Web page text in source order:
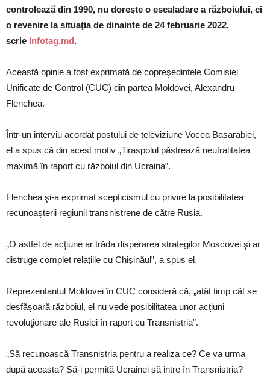
controlează din 1990, nu doreşte o escaladare a războiului, ci
o revenire la situaţia de dinainte de 24 februarie 2022,
scrie Infotag.md.
Această opinie a fost exprimată de copreşedintele Comisiei
Unificate de Control (CUC) din partea Moldovei, Alexandru
Flenchea.
Într-un interviu acordat postului de televiziune Vocea Basarabiei,
el a spus că din acest motiv „Tiraspolul păstrează neutralitatea
maximă în raport cu războiul din Ucraina”.
Flenchea şi-a exprimat scepticismul cu privire la posibilitatea
recunoaşterii regiunii transnistrene de către Rusia.
„O astfel de acţiune ar trăda disperarea strategilor Moscovei şi ar
distruge complet relaţiile cu Chişinăul”, a spus el.
Reprezentantul Moldovei în CUC consideră că, „atât timp cât se
desfăşoară războiul, el nu vede posibilitatea unor acţiuni
revoluţionare ale Rusiei în raport cu Transnistria”.
„Să recunoască Transnistria pentru a realiza ce? Ce va urma
după aceasta? Să-i permită Ucrainei să intre în Transnistria?